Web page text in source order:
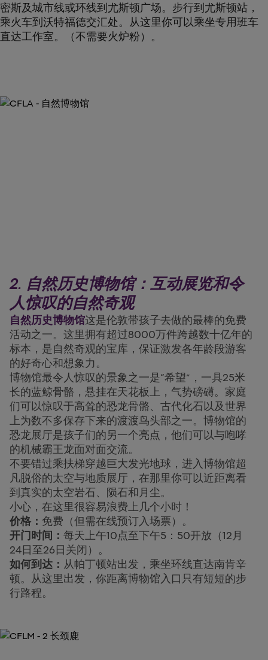
密斯及城市线或环线到尤斯顿广场。步行到尤斯顿站，
乘火车到沃特福德交汇处。从这里你可以乘坐专用班车
直达工作室。（不需要火炉粉）。
2. 自然历史博物馆：互动展览和令
人惊叹的自然奇观
自然历史博物馆这是伦敦带孩子去做的最棒的免费
活动之一。这里拥有超过8000万件跨越数十亿年的
标本，是自然奇观的宝库，保证激发各年龄段游客
的好奇心和想象力。
博物馆最令人惊叹的景象之一是“希望”，一具25米
长的蓝鲸骨骼，悬挂在天花板上，气势磅礴。家庭
们可以惊叹于高耸的恐龙骨骼、古代化石以及世界
上为数不多保存下来的渡渡鸟头部之一。博物馆的
恐龙展厅是孩子们的另一个亮点，他们可以与咆哮
的机械霸王龙面对面交流。
不要错过乘扶梯穿越巨大发光地球，进入博物馆超
凡脱俗的太空与地质展厅，在那里你可以近距离看
到真实的太空岩石、陨石和月尘。
小心，在这里很容易浪费上几个小时！
价格： 免费（但需在线预订入场票）。
开门时间： 每天上午10点至下午5：50开放（12月
24日至26日关闭）。
如何到达： 从帕丁顿站出发，乘坐环线直达南肯辛
顿。从这里出发，你距离博物馆入口只有短短的步
行路程。